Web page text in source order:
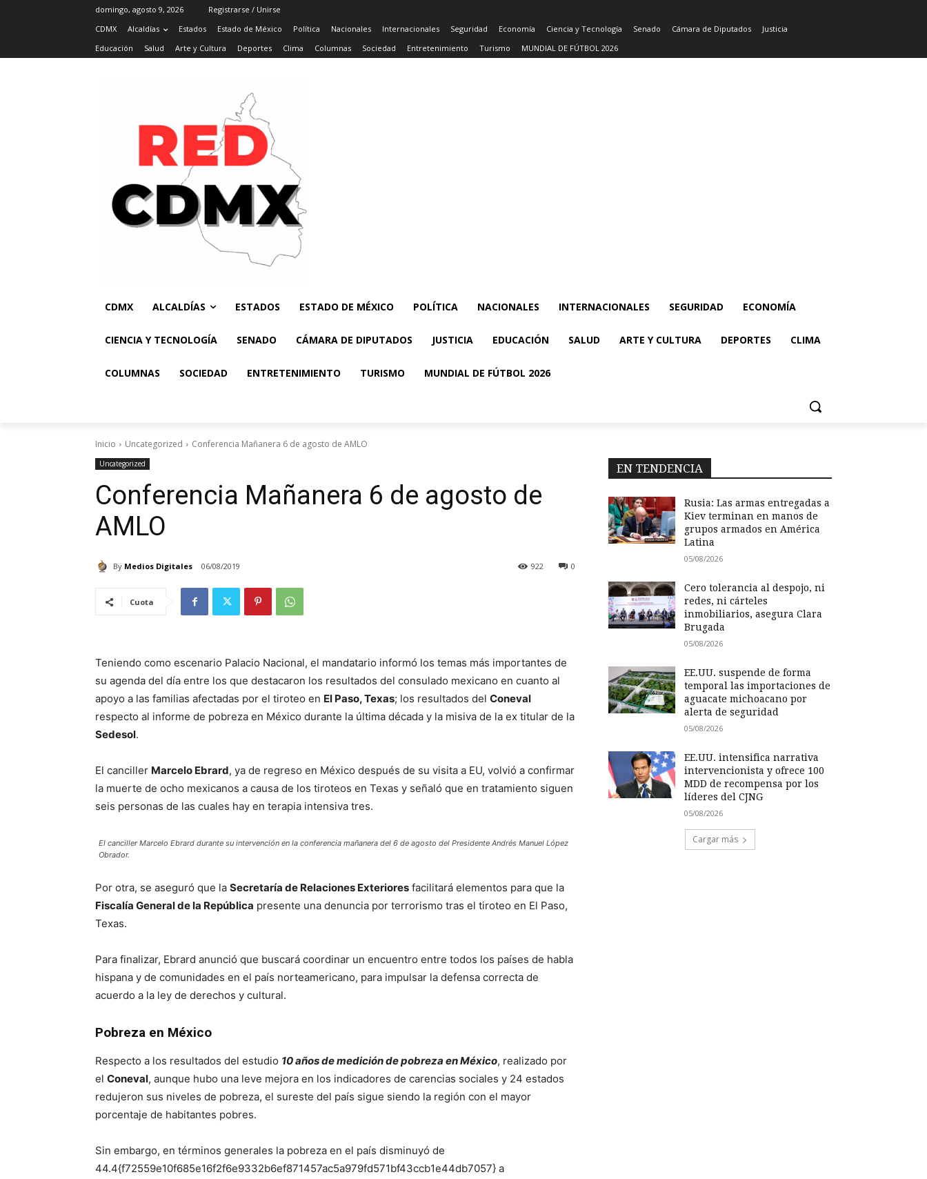
domingo, agosto 9, 2026
Registrarse / Unirse
CDMX
Alcaldías Estados Estado de México Política Nacionales Internacionales Seguridad Economía Ciencia y Tecnología Senado Cámara de Diputados
Justicia
Educación
Salud Arte y Cultura Deportes Clima Columnas Sociedad Entretenimiento Turismo MUNDIAL DE FÚTBOL 2026
CDMX ALCALDÍAS ESTADOS ESTADO DE MÉXICO POLÍTICA NACIONALES INTERNACIONALES SEGURIDAD ECONOMÍA
CIENCIA Y TECNOLOGÍA SENADO CÁMARA DE DIPUTADOS JUSTICIA EDUCACIÓN SALUD ARTE Y CULTURA DEPORTES CLIMA
COLUMNAS SOCIEDAD ENTRETENIMIENTO TURISMO MUNDIAL DE FÚTBOL 2026
Inicio Uncategorized Conferencia Mañanera 6 de agosto de AMLO
Uncategorized
Conferencia Mañanera 6 de agosto de
AMLO
By Medios Digitales 06/08/2019 0
922
Cuota
Teniendo como escenario Palacio Nacional, el mandatario informó los temas más importantes de
su agenda del día entre los que destacaron los resultados del consulado mexicano en cuanto al
apoyo a las familias afectadas por el tiroteo en El Paso, Texas; los resultados del Coneval
respecto al informe de pobreza en México durante la última década y la misiva de la ex titular de la
Sedesol.
El canciller Marcelo Ebrard, ya de regreso en México después de su visita a EU, volvió a confirmar
la muerte de ocho mexicanos a causa de los tiroteos en Texas y señaló que en tratamiento siguen
seis personas de las cuales hay en terapia intensiva tres.
El canciller Marcelo Ebrard durante su intervención en la conferencia mañanera del 6 de agosto del Presidente Andrés Manuel López
Obrador.
Por otra, se aseguró que la Secretaría de Relaciones Exteriores facilitará elementos para que la
Fiscalía General de la República presente una denuncia por terrorismo tras el tiroteo en El Paso,
Texas.
Para finalizar, Ebrard anunció que buscará coordinar un encuentro entre todos los países de habla
hispana y de comunidades en el país norteamericano, para impulsar la defensa correcta de
acuerdo a la ley de derechos y cultural.
Pobreza en México
Respecto a los resultados del estudio 10 años de medición de pobreza en México, realizado por
el Coneval, aunque hubo una leve mejora en los indicadores de carencias sociales y 24 estados
redujeron sus niveles de pobreza, el sureste del país sigue siendo la región con el mayor
porcentaje de habitantes pobres.
Sin embargo, en términos generales la pobreza en el país disminuyó de
44.4{f72559e10f685e16f2f6e9332b6ef871457ac5a979fd571bf43ccb1e44db7057} a
EN TENDENCIA
Rusia: Las armas entregadas a
Kiev terminan en manos de
grupos armados en América
Latina
05/08/2026
Cero tolerancia al despojo, ni
redes, ni cárteles
inmobiliarios, asegura Clara
Brugada
05/08/2026
EE.UU. suspende de forma
temporal las importaciones de
aguacate michoacano por
alerta de seguridad
05/08/2026
EE.UU. intensifica narrativa
intervencionista y ofrece 100
MDD de recompensa por los
líderes del CJNG
05/08/2026
Cargar más